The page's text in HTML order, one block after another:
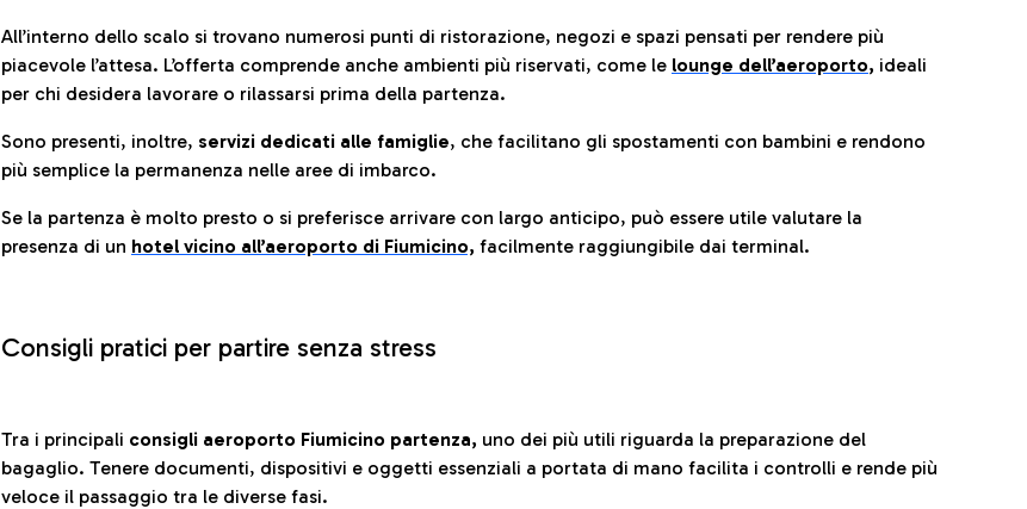
All’interno dello scalo si trovano numerosi punti di ristorazione, negozi e spazi pensati per rendere più
piacevole l’attesa. L’offerta comprende anche ambienti più riservati, come le lounge dell’aeroporto, ideali
per chi desidera lavorare o rilassarsi prima della partenza.
Sono presenti, inoltre, servizi dedicati alle famiglie, che facilitano gli spostamenti con bambini e rendono
più semplice la permanenza nelle aree di imbarco.
Se la partenza è molto presto o si preferisce arrivare con largo anticipo, può essere utile valutare la
presenza di un hotel vicino all’aeroporto di Fiumicino, facilmente raggiungibile dai terminal.
Consigli pratici per partire senza stress
Tra i principali consigli aeroporto Fiumicino partenza, uno dei più utili riguarda la preparazione del
bagaglio. Tenere documenti, dispositivi e oggetti essenziali a portata di mano facilita i controlli e rende più
veloce il passaggio tra le diverse fasi.